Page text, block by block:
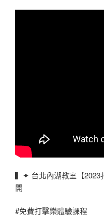
▍✦ 台北內湖教室【2023
開
#免費打擊樂體驗課程